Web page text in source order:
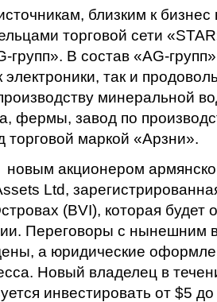
близким к
торговой сети
групп». В состав «AG-
электроники, так и
минеральной
фермы, завод по
торговой маркой «Арзни».
акционером
Ltd,
(BVI), которая будет
Переговоры с нынешним
а юридические
Новый владелец в
инвестировать от $5